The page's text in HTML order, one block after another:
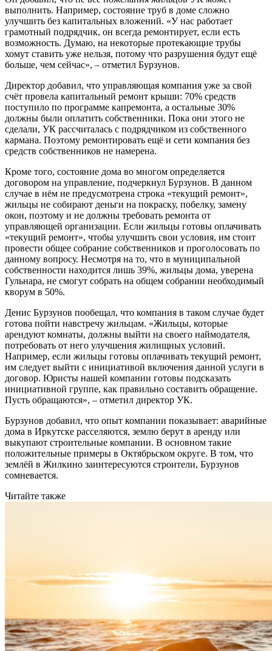
выполнить. Например, состояние труб в доме сложно
улучшить без капитальных вложений. «У нас работает
грамотный подрядчик, он всегда ремонтирует, если есть
возможность. Думаю, на некоторые протекающие трубы
хомут ставить уже нельзя, потому что разрушения будут ещё
больше, чем сейчас», – отметил Бурзунов.
Директор добавил, что управляющая компания уже за свой
счёт провела капитальный ремонт крыши: 70% средств
поступило по программе капремонта, а остальные 30%
должны были оплатить собственники. Пока они этого не
сделали, УК рассчиталась с подрядчиком из собственного
кармана. Поэтому ремонтировать ещё и сети компания без
средств собственников не намерена.
Кроме того, состояние дома во многом определяется
договором на управление, подчеркнул Бурзунов. В данном
случае в нём не предусмотрена строка «текущий ремонт»,
жильцы не собирают деньги на покраску, побелку, замену
окон, поэтому и не должны требовать ремонта от
управляющей организации. Если жильцы готовы оплачивать
«текущий ремонт», чтобы улучшить свои условия, им стоит
провести общее собрание собственников и проголосовать по
данному вопросу. Несмотря на то, что в муниципальной
собственности находится лишь 39%, жильцы дома, уверена
Гульнара, не смогут собрать на общем собрании необходимый
кворум в 50%.
Денис Бурзунов пообещал, что компания в таком случае будет
готова пойти навстречу жильцам. «Жильцы, которые
арендуют комнаты, должны выйти на своего наймодателя,
потребовать от него улучшения жилищных условий.
Например, если жильцы готовы оплачивать текущий ремонт,
им следует выйти с инициативой включения данной услуги в
договор. Юристы нашей компании готовы подсказать
инициативной группе, как правильно составить обращение.
Пусть обращаются», – отметил директор УК.
Бурзунов добавил, что опыт компании показывает: аварийные
дома в Иркутске расселяются, землю берут в аренду или
выкупают строительные компании. В основном такие
положительные примеры в Октябрьском округе. В том, что
землёй в Жилкино заинтересуются строители, Бурзунов
сомневается.
Читайте также